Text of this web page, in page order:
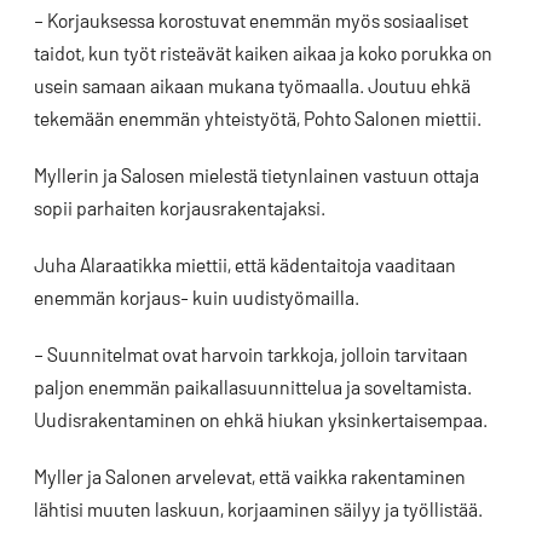
– Korjauksessa korostuvat enemmän myös sosiaaliset
taidot, kun työt risteävät kaiken aikaa ja koko porukka on
usein samaan aikaan mukana työmaalla. Joutuu ehkä
tekemään enemmän yhteistyötä, Pohto Salonen miettii.
Myllerin ja Salosen mielestä tietynlainen vastuun ottaja
sopii parhaiten korjausrakentajaksi.
Juha Alaraatikka miettii, että kädentaitoja vaaditaan
enemmän korjaus- kuin uudistyömailla.
– Suunnitelmat ovat harvoin tarkkoja, jolloin tarvitaan
paljon enemmän paikallasuunnittelua ja soveltamista.
Uudisrakentaminen on ehkä hiukan yksinkertaisempaa.
Myller ja Salonen arvelevat, että vaikka rakentaminen
lähtisi muuten laskuun, korjaaminen säilyy ja työllistää.